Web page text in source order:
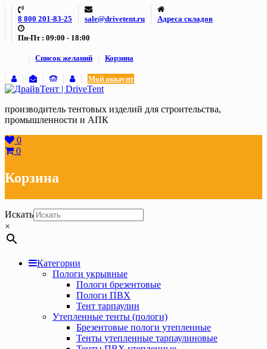
Skip
content
8 800 201-83-25 sale@drivetent.ru Адреса складов
Пн-Пт : 09:00 - 18:00
Список желаний Корзина
Мой аккаунт
производитель тентовых изделий для строительства,
промышленности и АПК
0
0
Корзина
Искать
×
Категории
Пологи укрывные
Пологи брезентовые
Пологи ПВХ
Тент тарпаулин
Утепленные тенты (пологи)
Брезентовые пологи утепленные
Тенты утепленные тарпаулиновые